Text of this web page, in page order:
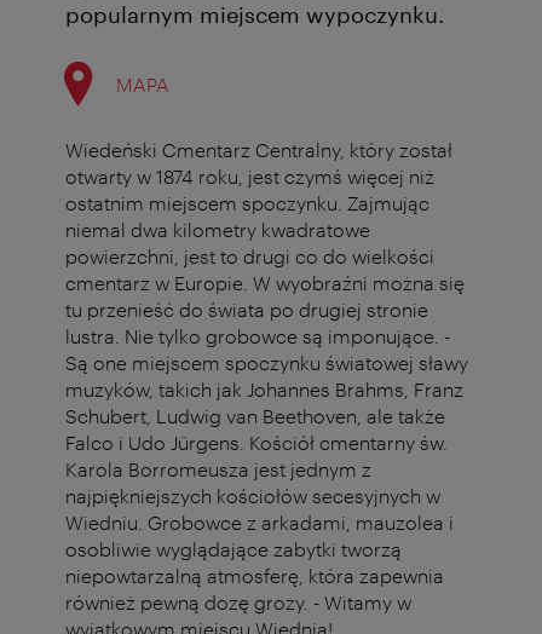
popularnym miejscem wypoczynku.
MAPA
Wiedeński Cmentarz Centralny, który został
otwarty w 1874 roku, jest czymś więcej niż
ostatnim miejscem spoczynku. Zajmując
niemal dwa kilometry kwadratowe
powierzchni, jest to drugi co do wielkości
cmentarz w Europie. W wyobraźni można się
tu przenieść do świata po drugiej stronie
lustra. Nie tylko grobowce są imponujące. -
Są one miejscem spoczynku światowej sławy
muzyków, takich jak Johannes Brahms, Franz
Schubert, Ludwig van Beethoven, ale także
Falco i Udo Jürgens. Kościół cmentarny św.
Karola Borromeusza jest jednym z
najpiękniejszych kościołów secesyjnych w
Wiedniu. Grobowce z arkadami, mauzolea i
osobliwie wyglądające zabytki tworzą
niepowtarzalną atmosferę, która zapewnia
również pewną dozę grozy. - Witamy w
wyjątkowym miejscu Wiednia!